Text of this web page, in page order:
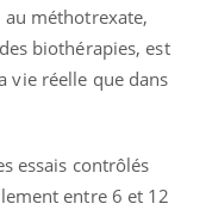
au méthotrexate,
biothérapies, est
vie réelle que dans
essais contrôlés
entre 6 et 12